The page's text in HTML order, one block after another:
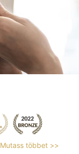
Mutass többet >>